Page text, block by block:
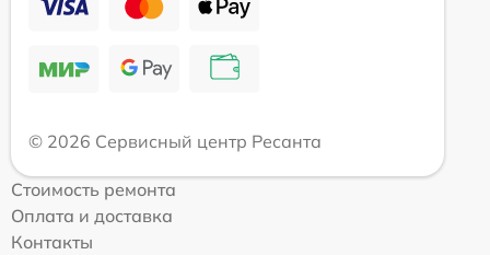
© 2026 Сервисный центр Ресанта
Стоимость ремонта
Оплата и доставка
Контакты